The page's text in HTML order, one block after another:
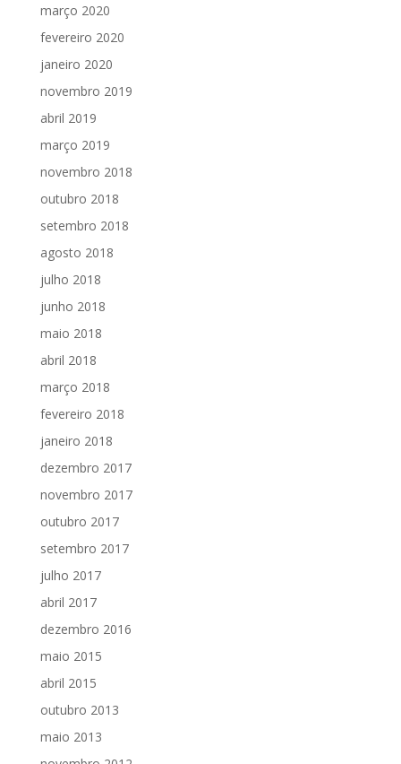
março 2020
fevereiro 2020
janeiro 2020
novembro 2019
abril 2019
março 2019
novembro 2018
outubro 2018
setembro 2018
agosto 2018
julho 2018
junho 2018
maio 2018
abril 2018
março 2018
fevereiro 2018
janeiro 2018
dezembro 2017
novembro 2017
outubro 2017
setembro 2017
julho 2017
abril 2017
dezembro 2016
maio 2015
abril 2015
outubro 2013
maio 2013